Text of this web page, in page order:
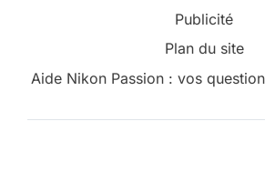
Publicité
Plan du site
Aide Nikon Passion : vos